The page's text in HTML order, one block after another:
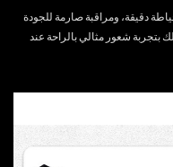
دقيقة، ومراقبة صارمة للجودة
شعور مثالي بالراحة عند